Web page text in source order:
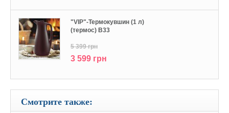
"VIP"-Термокувшин (1 л)
(термос) В33
5 399 грн
3 599 грн
Смотрите также: